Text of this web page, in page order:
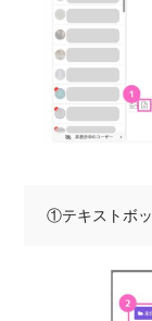
①テキストボ